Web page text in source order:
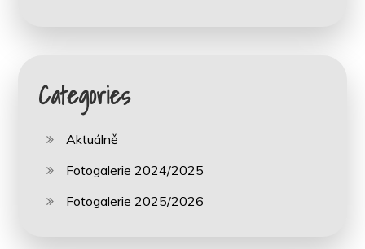
Categories
Aktuálně
Fotogalerie 2024/2025
Fotogalerie 2025/2026